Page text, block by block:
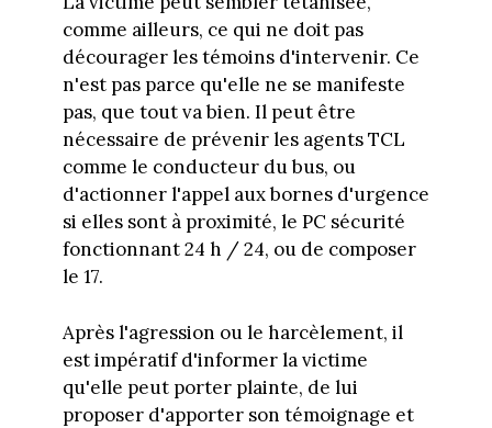
comme ailleurs, ce qui ne doit pas
décourager les témoins d'intervenir. Ce
n'est pas parce qu'elle ne se manifeste
pas, que tout va bien. Il peut être
nécessaire de prévenir les agents TCL
comme le conducteur du bus, ou
d'actionner l'appel aux bornes d'urgence
si elles sont à proximité, le PC sécurité
fonctionnant 24 h / 24, ou de composer
le 17.
Après l'agression ou le harcèlement, il
est impératif d'informer la victime
qu'elle peut porter plainte, de lui
proposer d'apporter son témoignage et